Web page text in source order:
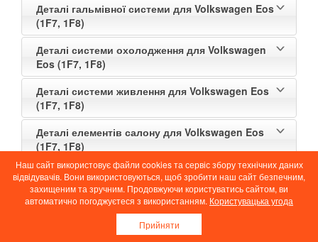
Деталі гальмівної системи для Volkswagen Eos
(1F7, 1F8)
Деталі системи охолодження для Volkswagen
Eos (1F7, 1F8)
Деталі системи живлення для Volkswagen Eos
(1F7, 1F8)
Деталі елементів салону для Volkswagen Eos
(1F7, 1F8)
Пошукові запити цієї моделі
ЗАЛИШІТЬ ВАШ КОМЕНТАР ЧИ ЗАПИТАННЯ
Наш сайт використовує файли cookies та сервіс збору технічних даних
відвідувачів. Вони використовуються, щоб зробити наш сайт безпечним,
захищеним та зручним. Продовжуючи користуватись сайтом, ви
автоматично погоджуєтеся з використанням. Користувацька угода
Прийняти